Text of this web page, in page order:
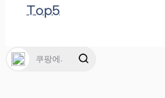
Top5